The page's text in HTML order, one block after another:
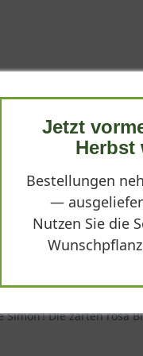
im Garten:
Die zarten
Jetzt
Herbst
Bestellungen
—
Nutzen Sie die